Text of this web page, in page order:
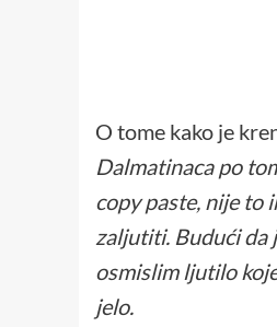
O tome kako je
Dalmatinaca po
copy paste, nije to
zaljutiti. Budući da
osmislim ljutilo
jelo.